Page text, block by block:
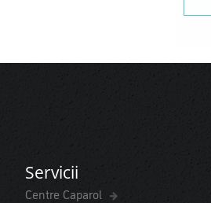
Servicii
Centre Caparol